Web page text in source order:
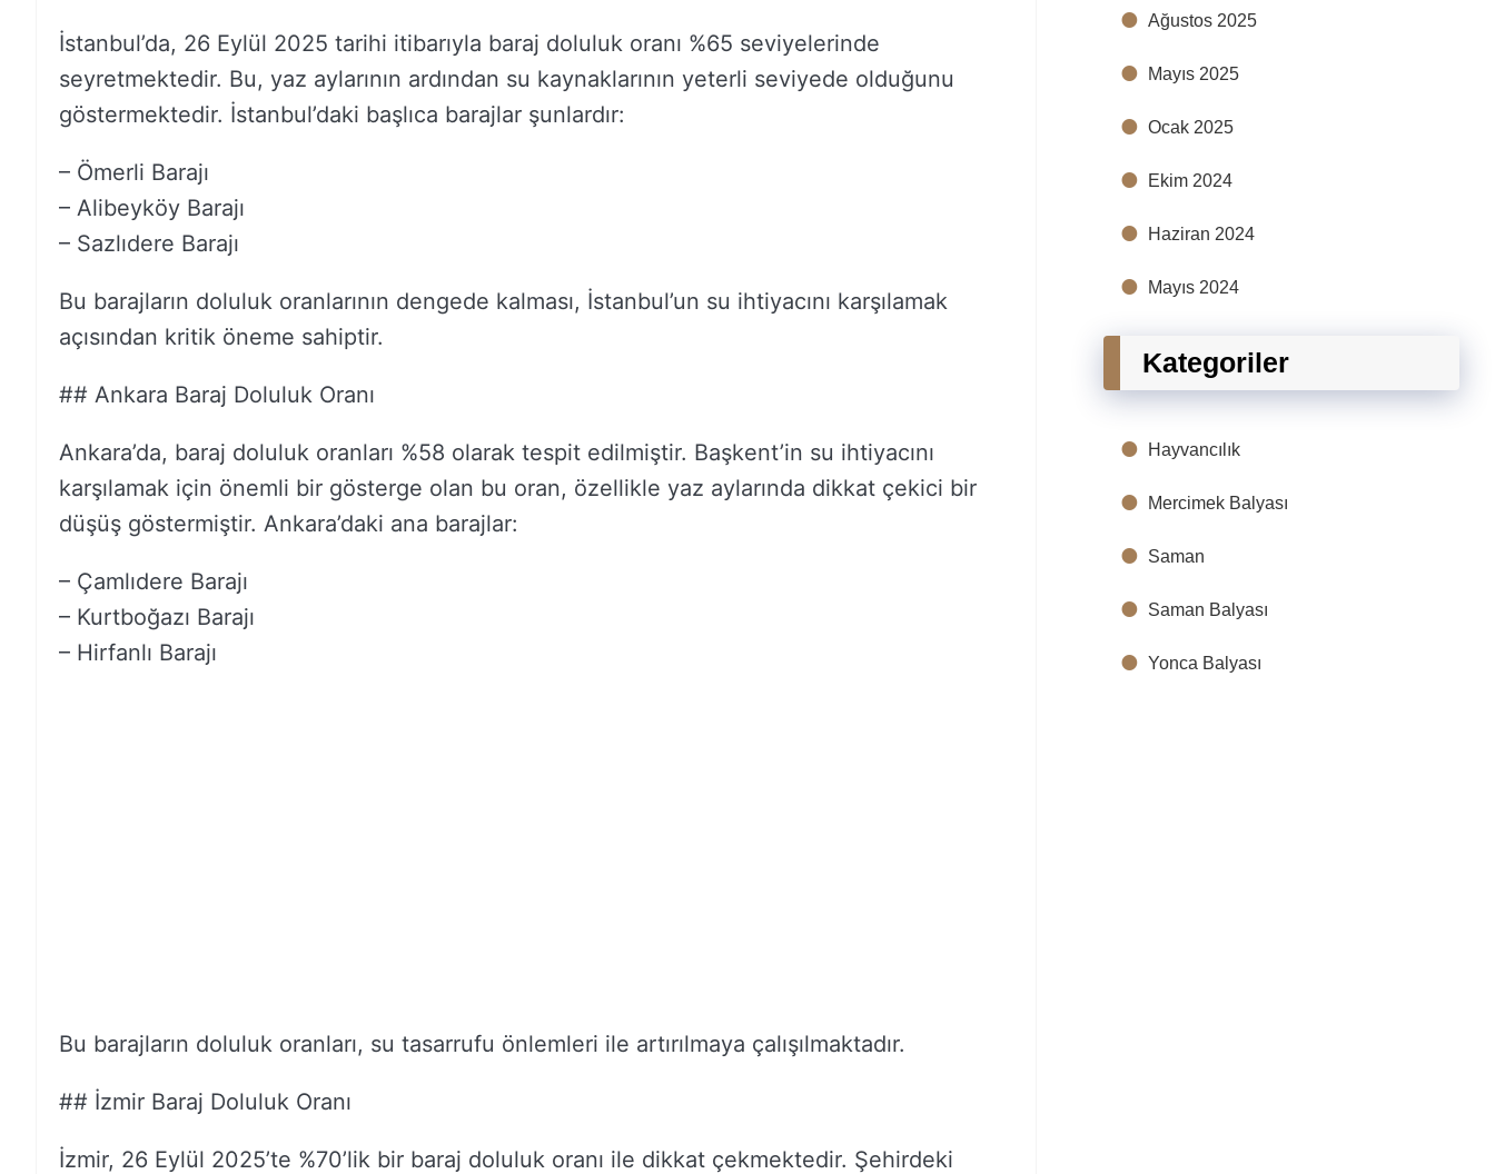
İstanbul’da, 26 Eylül 2025 tarihi itibarıyla baraj doluluk oranı %65 seviyelerinde
seyretmektedir. Bu, yaz aylarının ardından su kaynaklarının yeterli seviyede olduğunu
göstermektedir. İstanbul’daki başlıca barajlar şunlardır:
– Ömerli Barajı
– Alibeyköy Barajı
– Sazlıdere Barajı
Bu barajların doluluk oranlarının dengede kalması, İstanbul’un su ihtiyacını karşılamak
açısından kritik öneme sahiptir.
## Ankara Baraj Doluluk Oranı
Ankara’da, baraj doluluk oranları %58 olarak tespit edilmiştir. Başkent’in su ihtiyacını
karşılamak için önemli bir gösterge olan bu oran, özellikle yaz aylarında dikkat çekici bir
düşüş göstermiştir. Ankara’daki ana barajlar:
– Çamlıdere Barajı
– Kurtboğazı Barajı
– Hirfanlı Barajı
Bu barajların doluluk oranları, su tasarrufu önlemleri ile artırılmaya çalışılmaktadır.
## İzmir Baraj Doluluk Oranı
İzmir, 26 Eylül 2025’te %70’lik bir baraj doluluk oranı ile dikkat çekmektedir. Şehirdeki
Ağustos 2025
Mayıs 2025
Ocak 2025
Ekim 2024
Haziran 2024
Mayıs 2024
Kategoriler
Hayvancılık
Mercimek Balyası
Saman
Saman Balyası
Yonca Balyası